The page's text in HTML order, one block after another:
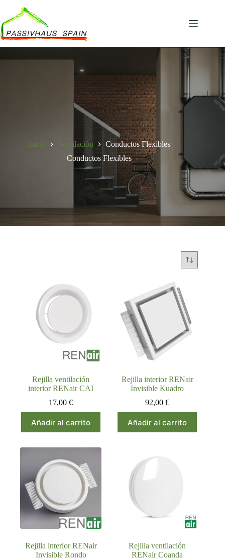
contenido
compra
Inicio Ventilación
Conductos Flexibles
Conductos Flexibles
Rejilla ventilación
interior RENair CAI
17,00€
Añadir al carrito
Rejilla interior RENair
Invisible Kuadro
92,00€
Añadir al carrito
Rejilla interior RENair
Invisible Rondo
Rejilla ventilación
RENair Coanda